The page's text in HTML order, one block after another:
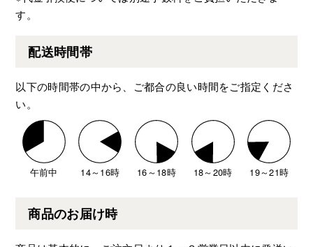
す。
配送時間帯
以下の時間帯の中から、ご都合の良い時間をご指定くださ
い。
午前中 14～16時 16～18時 18～20時 19～21時
商品のお届け時